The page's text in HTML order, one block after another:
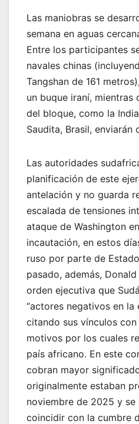
Las maniobras se
semana en aguas
Entre los participantes
navales chinas
Tangshan de 161
un buque iraní, mientras
del bloque, como la
Saudita, Brasil, enviarán
Las autoridades
planificación de este
antelación y no guarda
escalada de tensiones
ataque de Washington
incautación, en estos
ruso por parte de
pasado, además,
orden ejecutiva que
“actores negativos en la
citando sus vínculos
motivos por los cuales
país africano. En este
cobran mayor
originalmente estaban
noviembre de 2025 y
coincidir con la cumbre